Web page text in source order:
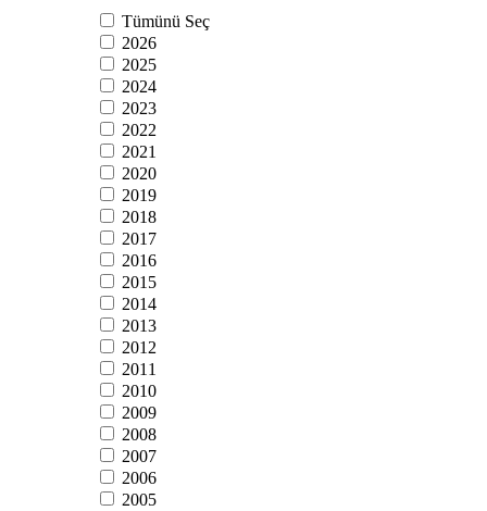
Tümünü Seç
2026
2025
2024
2023
2022
2021
2020
2019
2018
2017
2016
2015
2014
2013
2012
2011
2010
2009
2008
2007
2006
2005